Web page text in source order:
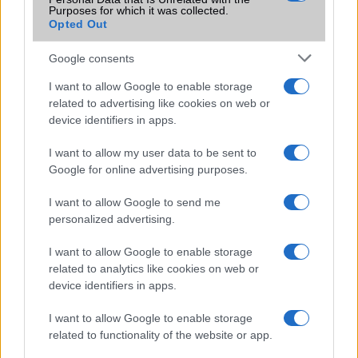
Purposes for which it was collected.
Opted Out
Google consents
I want to allow Google to enable storage
related to advertising like cookies on web or
device identifiers in apps.
I want to allow my user data to be sent to
Google for online advertising purposes.
I want to allow Google to send me
personalized advertising.
I want to allow Google to enable storage
related to analytics like cookies on web or
device identifiers in apps.
I want to allow Google to enable storage
related to functionality of the website or app.
Zenével támad a Twitter
WhatsApp: 27 milliárd üzenet naponta
Ezek az idei év legnépszerűbb appjai
A Nokia csúfot űz a HTC-ből
Franciaország kontra Elon Musk: az X nem működik együtt
További hírek
Számos népszerű Samsung Galaxy készülék kimarad a One
UI 9 frissítésből – itt a lista az érintett modellekről
iPhone 18 bemutató dátum - ekkor rántja le a leplet az
Apple az új csúcsmobilokról